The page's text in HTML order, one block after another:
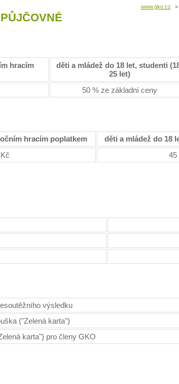
www.gko.cz »
hracím
děti a mládež do 18 let, studenti
25 let)
50 % ze základní ceny
hracím poplatkem děti a mládež do 18
45
výsledku
("Zelená karta")
karta") pro členy GKO